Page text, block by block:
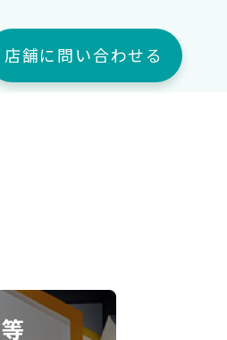
店舗に問い合わせる